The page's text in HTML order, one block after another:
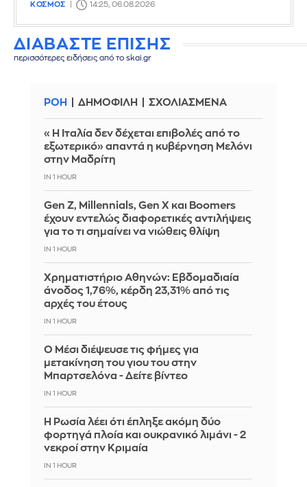
ΚΟΣΜΟΣ 14:25, 06.08.2026
ΔΙΑΒΑΣΤΕ ΕΠΙΣΗΣ
περισσότερες ειδήσεις από το skai.gr
ΡΟΗ ΔΗΜΟΦΙΛΗ ΣΧΟΛΙΑΣΜΕΝΑ
«Η Ιταλία δεν δέχεται επιβολές από το
εξωτερικό» απαντά η κυβέρνηση Μελόνι
στην Μαδρίτη
IN 1 HOUR
Gen Z, Millennials, Gen X και Boomers
έχουν εντελώς διαφορετικές αντιλήψεις
για το τι σημαίνει να νιώθεις θλίψη
IN 1 HOUR
Χρηματιστήριο Αθηνών: Εβδομαδιαία
άνοδος 1,76%, κέρδη 23,31% από τις
αρχές του έτους
IN 1 HOUR
Ο Μέσι διέψευσε τις φήμες για
μετακίνηση του γιου του στην
Μπαρτσελόνα - Δείτε βίντεο
IN 1 HOUR
Η Ρωσία λέει ότι έπληξε ακόμη δύο
φορτηγά πλοία και ουκρανικό λιμάνι - 2
νεκροί στην Κριμαία
IN 1 HOUR